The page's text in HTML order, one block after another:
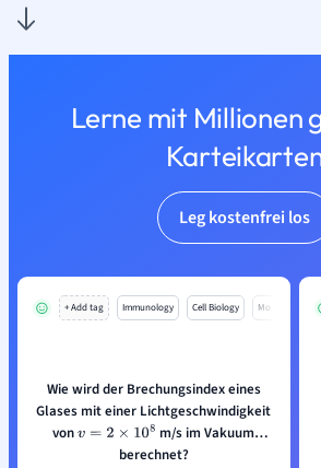
Lerne mit Millionen
Leg kostenfrei los
+ Add tag Immunology Cell Biology Mo
Wie wird der Brechungsindex eines
Glases mit einer Lichtgeschwindigkeit
vonv=2×108
m/s im Vakuum
berechnet?